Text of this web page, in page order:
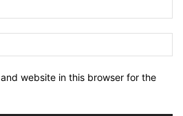
website in this browser for the